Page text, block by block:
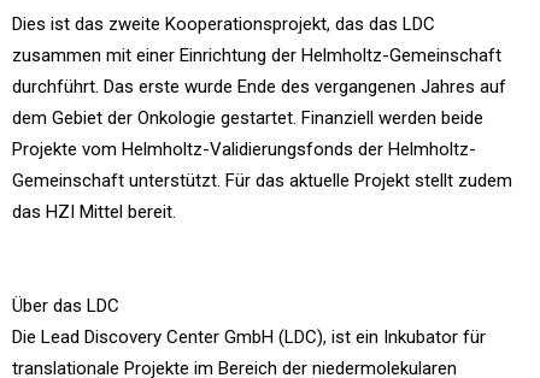
Dies ist das zweite Kooperationsprojekt, das das LDC
zusammen mit einer Einrichtung der Helmholtz-Gemeinschaft
durchführt. Das erste wurde Ende des vergangenen Jahres auf
dem Gebiet der Onkologie gestartet. Finanziell werden beide
Projekte vom Helmholtz-Validierungsfonds der Helmholtz-
Gemeinschaft unterstützt. Für das aktuelle Projekt stellt zudem
das HZI Mittel bereit.
Über das LDC
Die Lead Discovery Center GmbH (LDC), ist ein Inkubator für
translationale Projekte im Bereich der niedermolekularen